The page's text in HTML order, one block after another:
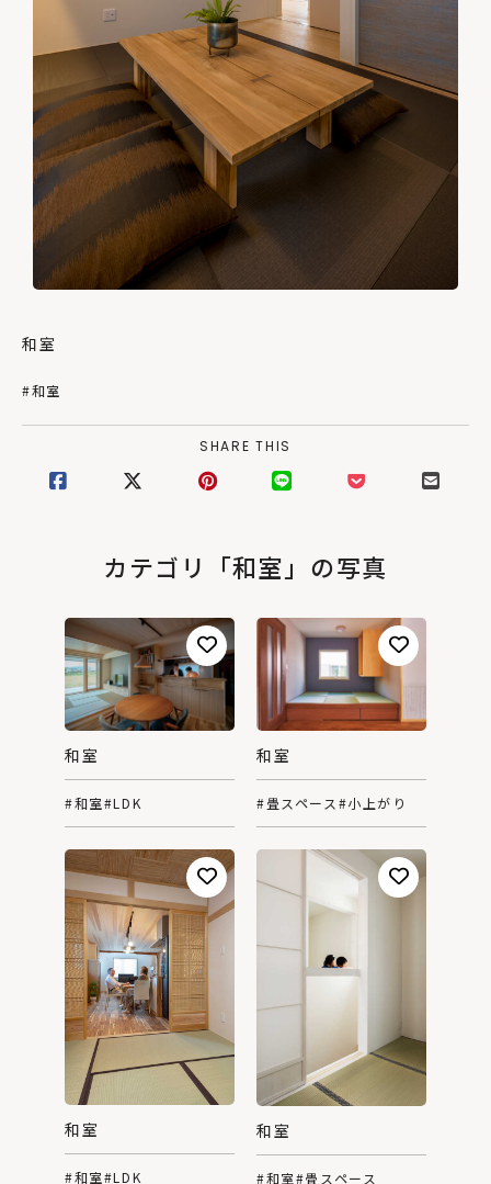
和室
#和室
SHARE THIS
カテゴリ「和室」の写真
和室
#和室#LDK
和室
#畳スペース #小上がり
和室
#和室#LDK
和室
#和室#畳スペース